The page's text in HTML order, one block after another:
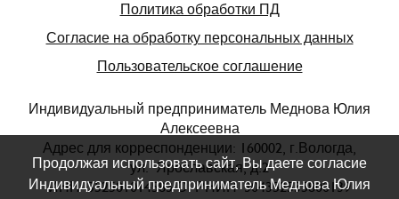
Политика обработки ПД
Согласие на обработку персональных данных
Пользовательское соглашение
Индивидуальный предприниматель Меднова Юлия
Алексеевна
Адрес для корреспонденции: 160002, г.Вологда,
ул. Ярославская, д.2
ИНН 352501014583 ОГРНИП 304352535800139
Продолжая использовать сайт, Вы даете согласие
Индивидуальный предприниматель Меднова Юлия